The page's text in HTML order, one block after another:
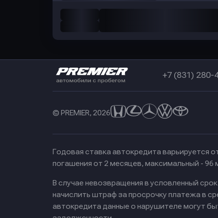
+7 (831) 280-
© PREMIER, 2026
Годовая ставка автокредита варьируется
погашения от 2 месяцев, максимальный - 96
В случае невозвращения в условленный
начислить штраф за просрочку платежа в
автокредита данные о нарушителе могут